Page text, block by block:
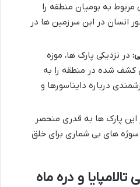
به بومیان منطقه را
انسان در این سرزمین ها در
در نزدیکی پارک ها، موزه
کشف شده در منطقه را به
درباره دایناسورها و
این پارک ها به قدری منحصر
های بی شماری برای خلق
و دره ماه